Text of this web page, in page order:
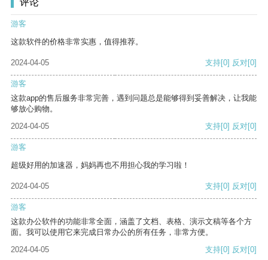
评论
游客
这款软件的价格非常实惠，值得推荐。
2024-04-05 支持[0] 反对[0]
游客
这款app的售后服务非常完善，遇到问题总是能够得到妥善解决，让我能
够放心购物。
2024-04-05
支持[0] 反对[0]
游客
超级好用的加速器，妈妈再也不用担心我的学习啦！
2024-04-05 支持[0] 反对[0]
游客
这款办公软件的功能非常全面，涵盖了文档、表格、演示文稿等各个方
面。我可以使用它来完成日常办公的所有任务，非常方便。
2024-04-05
支持[0] 反对[0]